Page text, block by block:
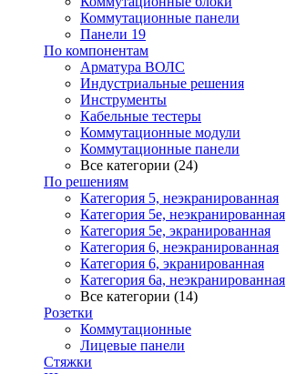
Коммутационные панели
Панели 19
По компонентам
Арматура ВОЛС
Индустриальные решения
Инструменты
Кабельные тестеры
Коммутационные модули
Коммутационные панели
Все категории (24)
По решениям
Категория 5, неэкранированная
Категория 5е, неэкранированная
Категория 5е, экранированная
Категория 6, неэкранированная
Категория 6, экранированная
Категория 6а, неэкранированная
Все категории (14)
Розетки
Коммутационные
Лицевые панели
Стяжки